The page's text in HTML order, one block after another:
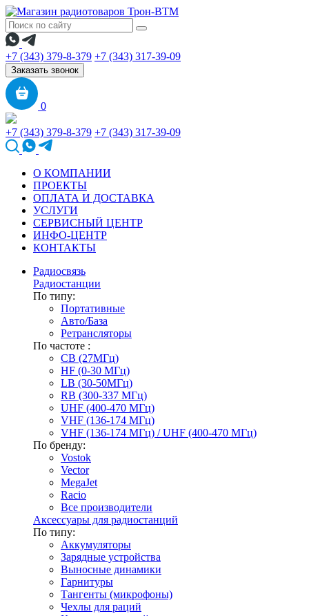
+7 (343) 379-8-379 +7 (343) 317-39-09
Заказать звонок
0
+7 (343) 379-8-379 +7 (343) 317-39-09
О КОМПАНИИ
ПРОЕКТЫ
ОПЛАТА И ДОСТАВКА
УСЛУГИ
СЕРВИСНЫЙ ЦЕНТР
ИНФО-ЦЕНТР
КОНТАКТЫ
Радиосвязь
Радиостанции
По типу:
Портативные
Авто/База
Ретрансляторы
По частоте :
CB (27МГц)
HF (0-30 МГц)
LB (30-50МГц)
RB (300-337 МГц)
UHF (400-470 МГц)
VHF (136-174 МГц)
VHF (136-174 МГц) / UHF (400-470 МГц)
По бренду:
Vostok
Vector
MegaJet
Racio
Все производители
Аксессуары для радиостанций
По типу:
Аккумуляторы
Зарядные устройства
Выносные динамики
Гарнитуры
Тангенты (микрофоны)
Чехлы для раций